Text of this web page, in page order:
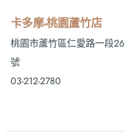
卡多摩-桃園蘆竹店
桃園市蘆竹區仁愛路一段26
號
03-212-2780